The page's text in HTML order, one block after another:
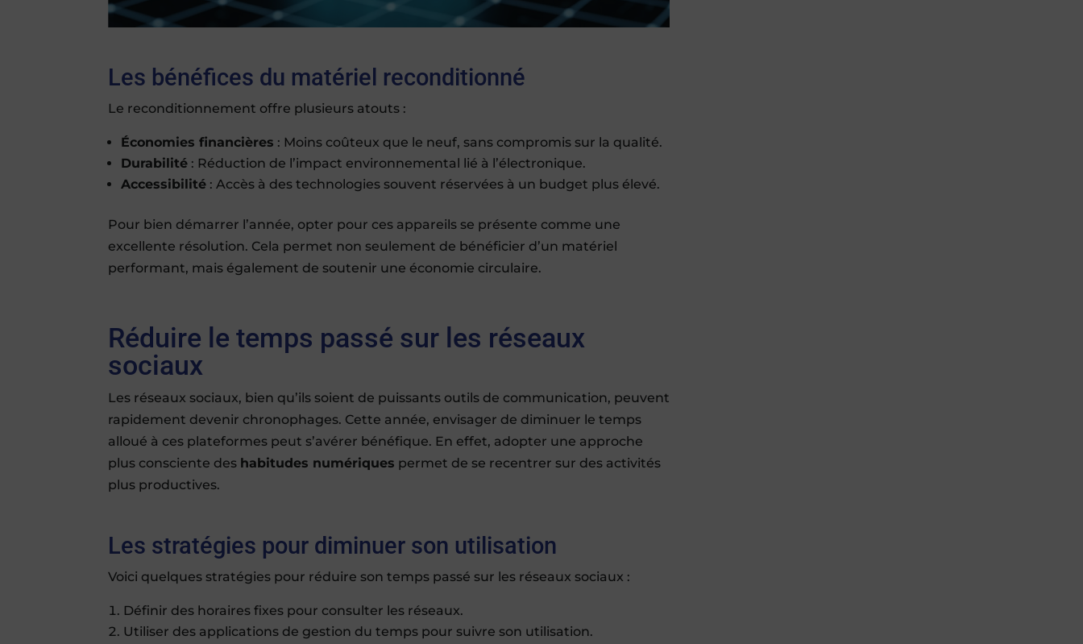
Les bénéfices du matériel reconditionné
Le reconditionnement offre plusieurs atouts :
Économies financières : Moins coûteux que le neuf, sans compromis sur la qualité.
Durabilité : Réduction de l’impact environnemental lié à l’électronique.
Accessibilité : Accès à des technologies souvent réservées à un budget plus élevé.
Pour bien démarrer l’année, opter pour ces appareils se présente comme une
excellente résolution. Cela permet non seulement de bénéficier d’un matériel
performant, mais également de soutenir une économie circulaire.
Réduire le temps passé sur les réseaux
sociaux
Les réseaux sociaux, bien qu’ils soient de puissants outils de communication, peuvent
rapidement devenir chronophages. Cette année, envisager de diminuer le temps
alloué à ces plateformes peut s’avérer bénéfique. En effet, adopter une approche
plus consciente des habitudes numériques permet de se recentrer sur des activités
plus productives.
Les stratégies pour diminuer son utilisation
Voici quelques stratégies pour réduire son temps passé sur les réseaux sociaux :
Définir des horaires fixes pour consulter les réseaux.
Utiliser des applications de gestion du temps pour suivre son utilisation.